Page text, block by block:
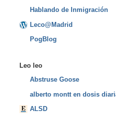
Hablando de Inmigración
Leco@Madrid
PogBlog
Leo leo
Abstruse Goose
alberto montt en dosis
ALSD